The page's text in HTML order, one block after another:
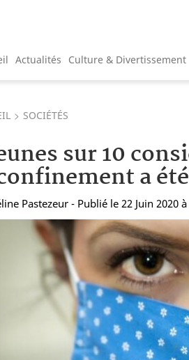
Actualités Culture & Divertissement
SOCIÉTÉS
sur 10
a
Pastezeur - Publié le 22 Juin 2020